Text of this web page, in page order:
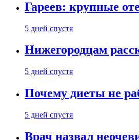
Гареев: крупные
5 дней спустя
Нижегородцам
5 дней спустя
Почему диеты не
5 дней спустя
Врач назвал